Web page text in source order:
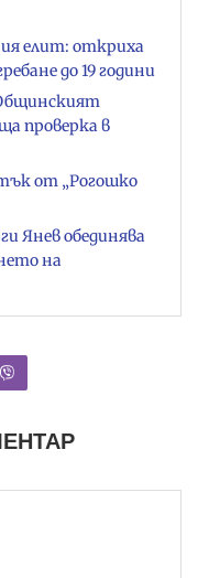
елит: откриха
до 19 години
проверка в
от „Рогошко
Янев обединява
на